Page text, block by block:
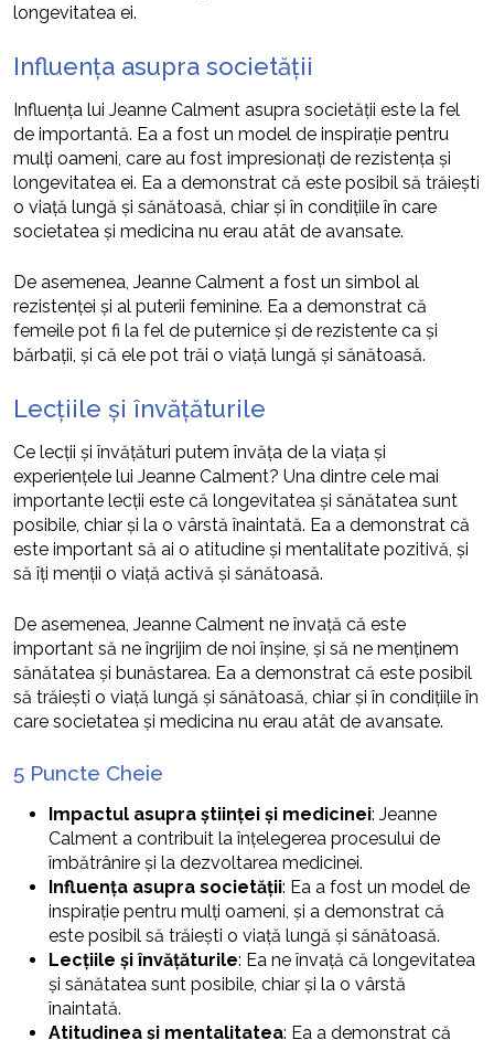
longevitatea ei.
Influența asupra societății
Influența lui Jeanne Calment asupra societății este la fel
de importantă. Ea a fost un model de inspirație pentru
mulți oameni, care au fost impresionați de rezistența și
longevitatea ei. Ea a demonstrat că este posibil să trăiești
o viață lungă și sănătoasă, chiar și în condițiile în care
societatea și medicina nu erau atât de avansate.
De asemenea, Jeanne Calment a fost un simbol al
rezistenței și al puterii feminine. Ea a demonstrat că
femeile pot fi la fel de puternice și de rezistente ca și
bărbații, și că ele pot trăi o viață lungă și sănătoasă.
Lecțiile și învățăturile
Ce lecții și învățături putem învăța de la viața și
experiențele lui Jeanne Calment? Una dintre cele mai
importante lecții este că longevitatea și sănătatea sunt
posibile, chiar și la o vârstă înaintată. Ea a demonstrat că
este important să ai o atitudine și mentalitate pozitivă, și
să îți menții o viață activă și sănătoasă.
De asemenea, Jeanne Calment ne învață că este
important să ne îngrijim de noi înșine, și să ne menținem
sănătatea și bunăstarea. Ea a demonstrat că este posibil
să trăiești o viață lungă și sănătoasă, chiar și în condițiile în
care societatea și medicina nu erau atât de avansate.
5 Puncte Cheie
Impactul asupra științei și medicinei: Jeanne
Calment a contribuit la înțelegerea procesului de
îmbătrânire și la dezvoltarea medicinei.
Influența asupra societății: Ea a fost un model de
inspirație pentru mulți oameni, și a demonstrat că
este posibil să trăiești o viață lungă și sănătoasă.
Lecțiile și învățăturile: Ea ne învață că longevitatea
și sănătatea sunt posibile, chiar și la o vârstă
înaintată.
Atitudinea și mentalitatea: Ea a demonstrat că